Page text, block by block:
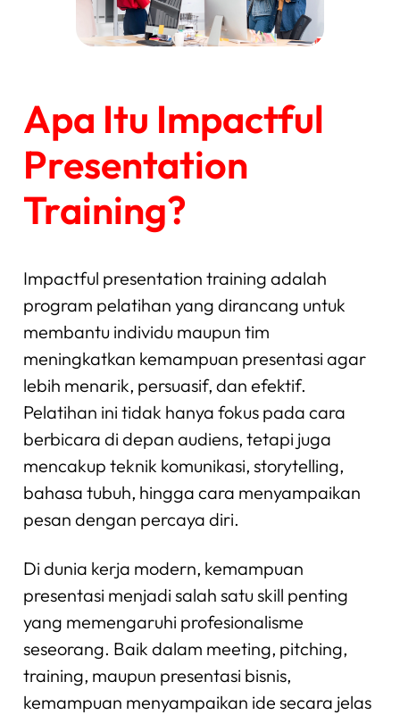
Apa Itu Impactful
Presentation
Training?
Impactful presentation training adalah
program pelatihan yang dirancang untuk
membantu individu maupun tim
meningkatkan kemampuan presentasi agar
lebih menarik, persuasif, dan efektif.
Pelatihan ini tidak hanya fokus pada cara
berbicara di depan audiens, tetapi juga
mencakup teknik komunikasi, storytelling,
bahasa tubuh, hingga cara menyampaikan
pesan dengan percaya diri.
Di dunia kerja modern, kemampuan
presentasi menjadi salah satu skill penting
yang memengaruhi profesionalisme
seseorang. Baik dalam meeting, pitching,
training, maupun presentasi bisnis,
kemampuan menyampaikan ide secara jelas